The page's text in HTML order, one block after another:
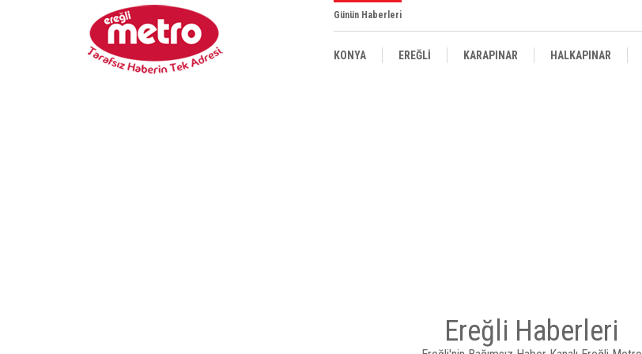
Günün Haberleri
KONYA EREĞLİ KARAPINAR HALKAPINAR
Ereğli Haberleri